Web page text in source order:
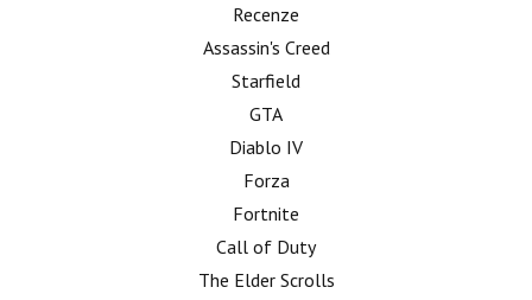
Recenze
Assassin's Creed
Starfield
GTA
Diablo IV
Forza
Fortnite
Call of Duty
The Elder Scrolls